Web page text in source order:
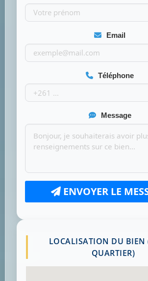
Email
Téléphone
Message
ENVOYER LE
LOCALISATION DU BIEN
QUARTIER)